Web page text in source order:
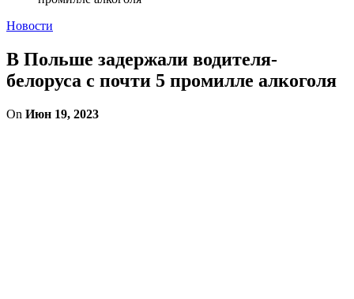
Новости
В Польше задержали водителя-
белоруса с почти 5 промилле алкоголя
On Июн 19, 2023